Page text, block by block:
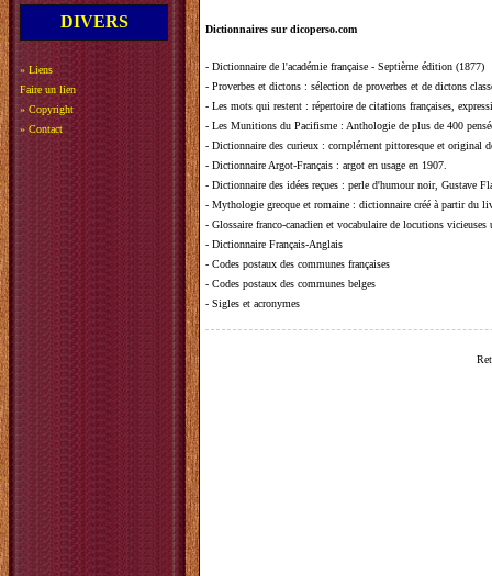
DIVERS
» Liens
Faire un lien
» Copyright
» Contact
Dictionnaires sur dicoperso.com
- Dictionnaire de l'académie française - Septième édition (1877)
- Proverbes et dictons : sélection de proverbes et de dictons
- Les mots qui restent : répertoire de citations françaises,
- Les Munitions du Pacifisme : Anthologie de plus de 400
- Dictionnaire des curieux : complément pittoresque et original
- Dictionnaire Argot-Français : argot en usage en 1907.
- Dictionnaire des idées reçues : perle d'humour noir, Gustave
- Mythologie grecque et romaine : dictionnaire créé à partir du
- Glossaire franco-canadien et vocabulaire de locutions vicieuses
- Dictionnaire Français-Anglais
- Codes postaux des communes françaises
- Codes postaux des communes belges
- Sigles et acronymes